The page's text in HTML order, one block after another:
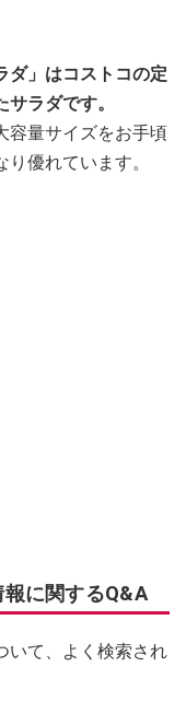
ダ」はコストコの定
ラダです。
容量サイズをお手頃
優れています。
に関するQ&A
いて、よく検索され